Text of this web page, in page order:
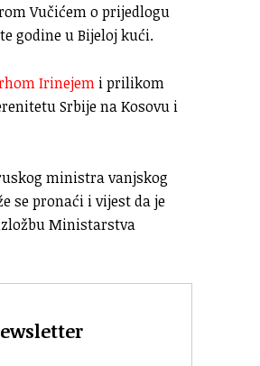
Vučićem o prijedlogu
godine u Bijeloj kući.
Irinejem i prilikom
Srbije na Kosovu i
ministra vanjskog
se pronaći i vijest da je
Ministarstva